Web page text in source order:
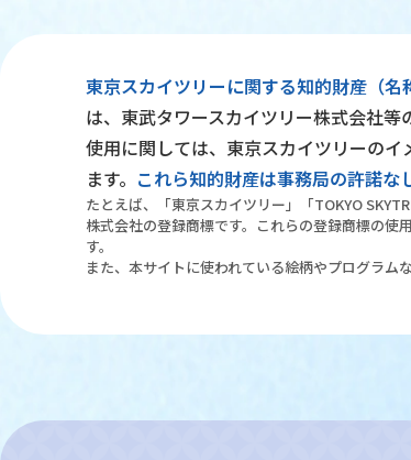
東京スカイツリーに関する知的財産（名
は、東武タワースカイツリー株式会社等
使用に関しては、東京スカイツリーの
ます。 これら知的財産は事務局の許諾な
たとえば、「東京スカイツリー」「TOKYO
株式会社の登録商標です。これらの登録商標の使
す。
また、本サイトに使われている絵柄やプログラム